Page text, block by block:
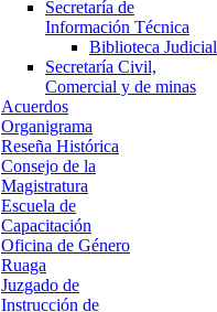
Secretaría de
Información Técnica
Biblioteca Judicial
Secretaría Civil,
Comercial y de minas
Acuerdos
Organigrama
Reseña Histórica
Consejo de la
Magistratura
Escuela de
Capacitación
Oficina de Género
Ruaga
Juzgado de
Instrucción de